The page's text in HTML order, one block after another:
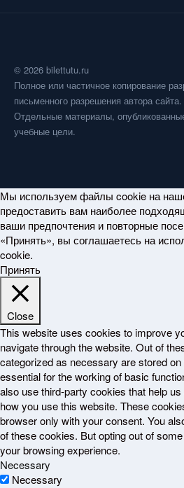
© 2026 bilettutu.ru
Полное или частичное копирование
письменного разрешения автора сайта.
Отдельные материалы,
учебные цели.
Мы используем файлы cookie на
предоставить вам наиболее
ваши предпочтения и повторные
«Принять», вы соглашаетесь на
cookie.
Принять
Close
This website uses cookies to improve
navigate through the website. Out of
categorized as necessary are stored
essential for the working of basic
also use third-party cookies that help
how you use this website. These
browser only with your consent. You
of these cookies. But opting out of
your browsing experience.
Necessary
Necessary